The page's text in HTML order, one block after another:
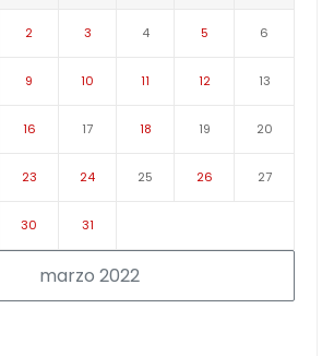
marzo 2022
2 3 4 5 6
9 10 11 12 13
16 17 18 19 20
23 24 25 26 27
30 31